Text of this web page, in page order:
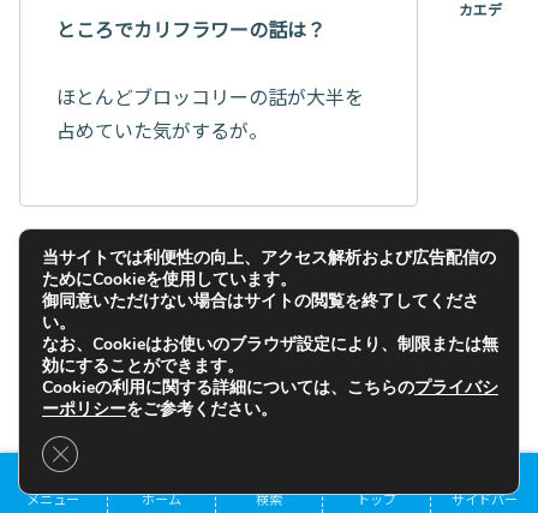
ところでカリフラワーの話は？
ほとんどブロッコリーの話が大半を
占めていた気がするが。
忘れてた！
一応付け足しておくと、指定野菜の
次に重要な特定野菜って扱いみた
い。
メニュー ホーム 検索 トップ サイドバー
当サイトでは利便性の向上、アクセス解析および広告配信の
ためにCookieを使用しています。
御同意いただけない場合はサイトの閲覧を終了してくださ
い。
なお、Cookieはお使いのブラウザ設定により、制限または無
効にすることができます。
Cookieの利用に関する詳細については、こちらのプライバシ
ーポリシーをご参考ください。
Close GDPR Cookie Banner
目次